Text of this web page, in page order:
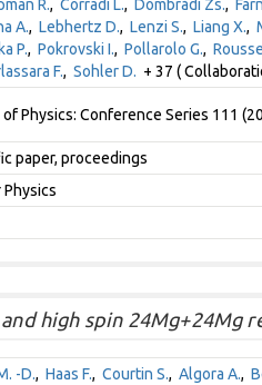
R., Corradi L., Dombrádi Zs.,
A., Lebhertz D., Lenzi S., Liang X.,
P., Pokrovski I., Pollarolo G.,
F., Sohler D. + 37 (
Physics: Conference Series 111
paper, proceedings
Physics
high spin 24Mg+24Mg
-D., Haas F., Courtin S., Algora A.,